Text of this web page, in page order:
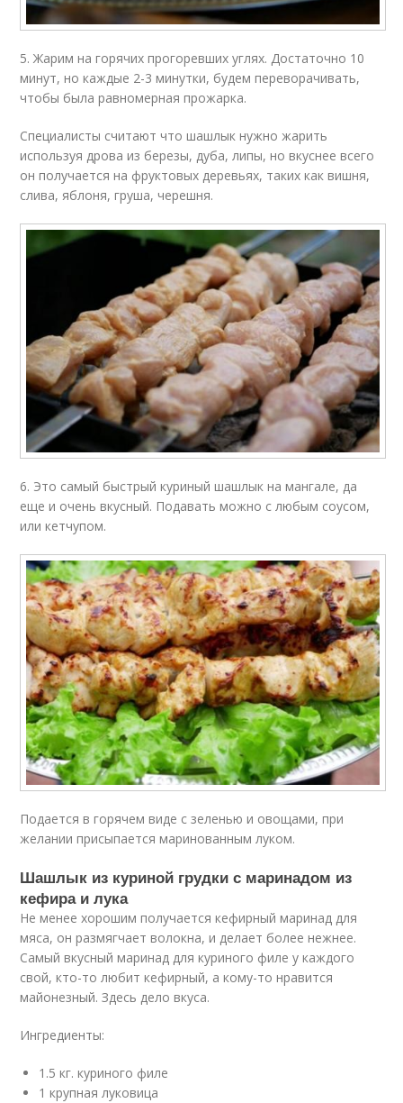
5. Жарим на горячих прогоревших углях. Достаточно 10
минут, но каждые 2-3 минутки, будем переворачивать,
чтобы была равномерная прожарка.
Специалисты считают что шашлык нужно жарить
используя дрова из березы, дуба, липы, но вкуснее всего
он получается на фруктовых деревьях, таких как вишня,
слива, яблоня, груша, черешня.
6. Это самый быстрый куриный шашлык на мангале, да
еще и очень вкусный. Подавать можно с любым соусом,
или кетчупом.
Подается в горячем виде с зеленью и овощами, при
желании присыпается маринованным луком.
Шашлык из куриной грудки с маринадом из
кефира и лука
Не менее хорошим получается кефирный маринад для
мяса, он размягчает волокна, и делает более нежнее.
Самый вкусный маринад для куриного филе у каждого
свой, кто-то любит кефирный, а кому-то нравится
майонезный. Здесь дело вкуса.
Ингредиенты:
1.5 кг. куриного филе
1 крупная луковица